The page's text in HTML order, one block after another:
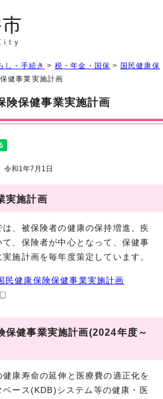
し・手続き > 税・年金・国保 > 国民健康保
健事業実施計画
険保健事業実施計画
和1年7月1日
実施計画
、被保険者の健康の保持増進、疾
、保険者が中心となって、保健事
施計画を毎年度策定しています。
民健康保険保健事業実施計画
保健事業実施計画(2024年度～
康寿命の延伸と医療費の適正化を
ベース(KDB)システム等の健康・医